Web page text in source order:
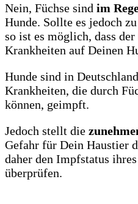
Nein, Füchse sind im
Hunde. Sollte es jedoch
so ist es möglich, dass
Krankheiten auf Deinen
Hunde sind in
Krankheiten, die durch
können, geimpft.
Jedoch stellt die
Gefahr für Dein Haustier
daher den Impfstatus
überprüfen.